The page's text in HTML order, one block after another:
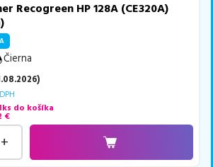
Recogreen HP 128A (CE320A)
Čierna
)
do košíka
€
+